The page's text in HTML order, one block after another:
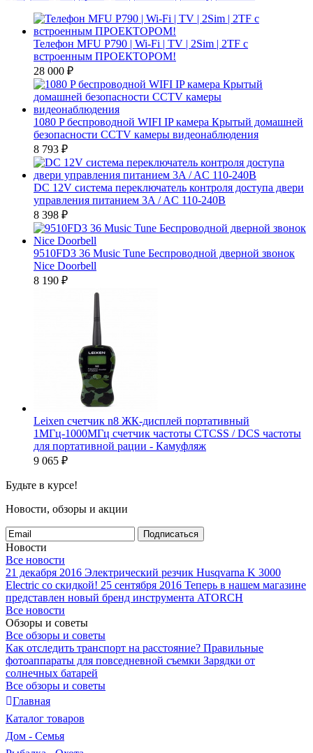
Телефон MFU P790 | Wi-Fi | TV | 2Sim | 2TF с
встроенным ПРОЕКТОРОМ!
28 000 ₽
1080 P беспроводной WIFI IP камера Крытый домашней
безопасности CCTV камеры видеонаблюдения
8 793 ₽
DC 12V система переключатель контроля доступа двери
управления питанием 3A / AC 110-240В
8 398 ₽
9510FD3 36 Music Tune Беспроводной дверной звонок
Nice Doorbell
8 190 ₽
Leixen счетчик n8 ЖК-дисплей портативный
1МГц-1000МГц счетчик частоты CTCSS / DCS частоты
для портативной рации - Камуфляж
9 065 ₽
Будьте в курсе!
Новости, обзоры и акции
Подписаться
Новости
Все новости
21 декабря 2016 Электрический резчик Husqvarna K 3000
Electric со скидкой! 25 сентября 2016 Теперь в нашем магазине
представлен новый бренд инструмента ATORCH
Все новости
Обзоры и советы
Все обзоры и советы
Как отследить транспорт на расстояние? Правильные
фотоаппараты для повседневной съемки Зарядки от
солнечных батарей
Все обзоры и советы
Главная
Каталог товаров
Дом - Семья